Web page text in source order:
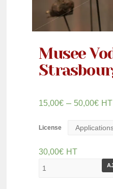
Musee
15,00€ – 50,00€ HT
License
30,00€ HT